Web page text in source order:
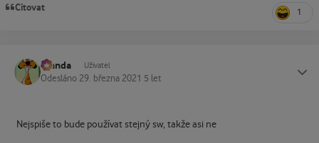
Citovat 1
Standa Uživatel
Odesláno 29. března 2021 5 let
Nejspiše to bude používat stejný sw, takže asi ne